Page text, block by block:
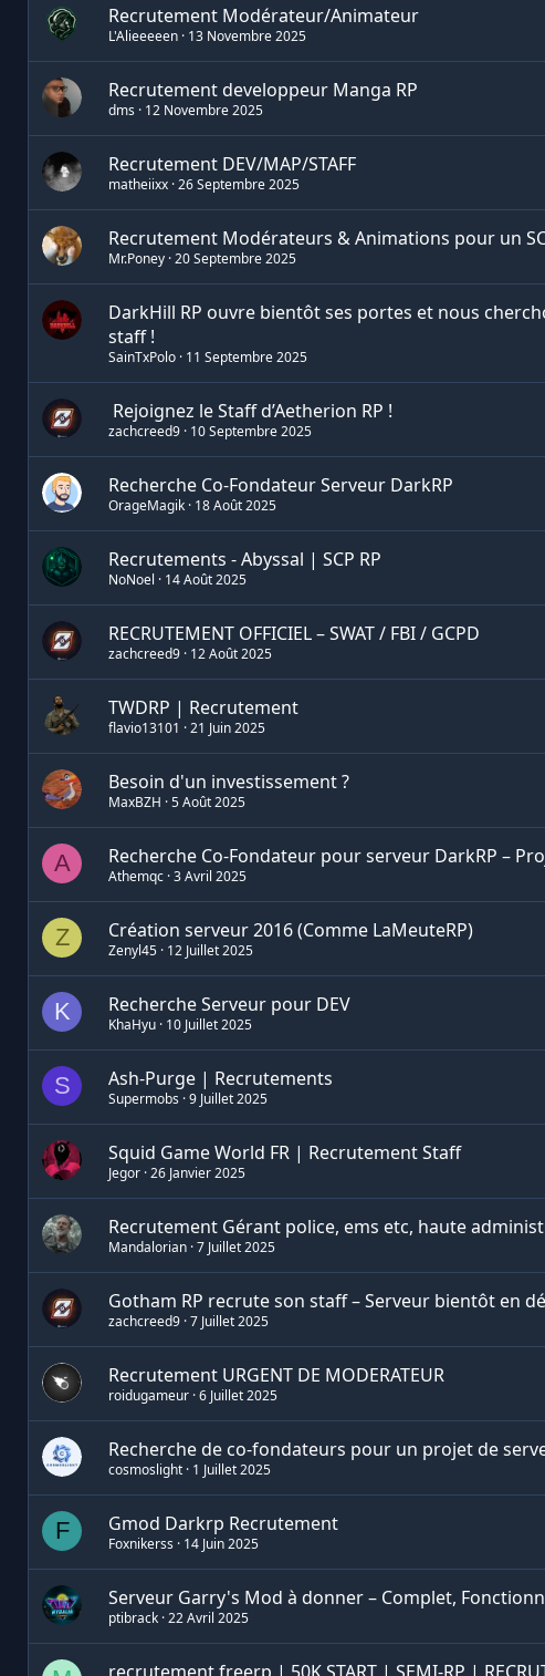
Recrutement Modérateur/Animateur
L'Alieeeeen 13 Novembre 2025
Recrutement developpeur Manga RP
dms 12 Novembre 2025
Recrutement DEV/MAP/STAFF
matheiixx 26 Septembre 2025
Recrutement Modérateurs & Animations pour un
Mr.Poney 20 Septembre 2025
DarkHill RP ouvre bientôt ses portes et nous
staff !
SainTxPolo 11 Septembre 2025
️ Rejoignez le Staff d’Aetherion RP !
zachcreed9 10 Septembre 2025
Recherche Co-Fondateur Serveur DarkRP
OrageMagik 18 Août 2025
Recrutements - Abyssal | SCP RP
NoNoel 14 Août 2025
RECRUTEMENT OFFICIEL – SWAT / FBI / GCPD
zachcreed9 12 Août 2025
TWDRP | Recrutement
flavio13101 21 Juin 2025
Besoin d'un investissement ?
MaxBZH 5 Août 2025
A Recherche Co-Fondateur pour serveur DarkRP –
Athemqc 3 Avril 2025
Z Création serveur 2016 (Comme LaMeuteRP)
Zenyl45 12 Juillet 2025
K Recherche Serveur pour DEV
KhaHyu 10 Juillet 2025
S Ash-Purge | Recrutements
Supermobs 9 Juillet 2025
Squid Game World FR | Recrutement Staff
Jegor 26 Janvier 2025
Recrutement Gérant police, ems etc, haute
Mandalorian 7 Juillet 2025
Gotham RP recrute son staff – Serveur bientôt en
zachcreed9 7 Juillet 2025
Recrutement URGENT DE MODERATEUR
roidugameur 6 Juillet 2025
Recherche de co-fondateurs pour un projet de
cosmoslight 1 Juillet 2025
F Gmod Darkrp Recrutement
Foxnikerss 14 Juin 2025
Serveur Garry's Mod à donner – Complet,
ptibrack 22 Avril 2025